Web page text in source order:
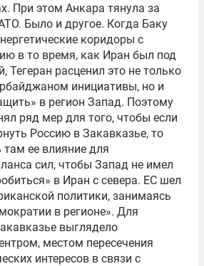
При этом Анкара тянула за
Было и другое. Когда Баку
коридоры с
в то время, как Иран был под
Тегеран расценил это не только
инициативы, но и
в регион Запад. Поэтому
ряд мер для того, чтобы если
Россию в Закавказье, то
там ее влияние для
сил, чтобы Запад не имел
в Иран с севера. ЕС шел
политики, занимаясь
в регионе». Для
выглядело
местом пересечения
интересов в связи с